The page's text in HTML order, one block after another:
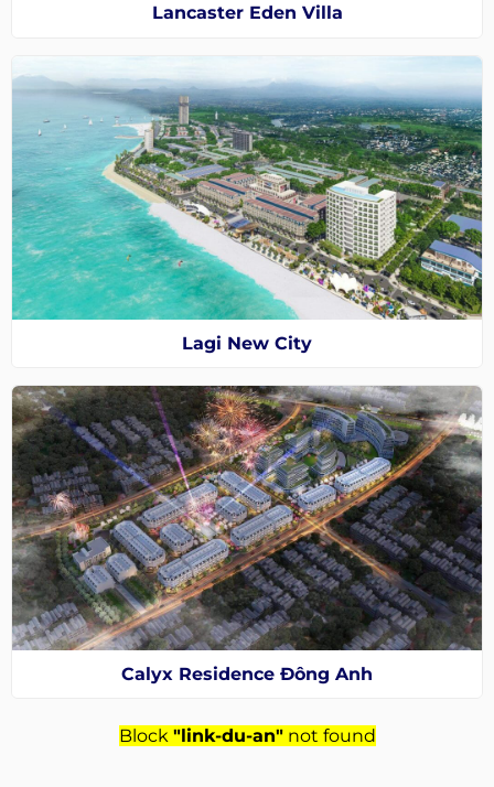
Lancaster Eden Villa
Lagi New City
Calyx Residence Đông Anh
Block "link-du-an"not found